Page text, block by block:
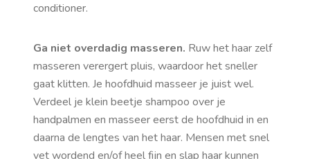
conditioner.
Ga niet overdadig masseren. Ruw het haar zelf
masseren verergert pluis, waardoor het sneller
gaat klitten. Je hoofdhuid masseer je juist wel.
Verdeel je klein beetje shampoo over je
handpalmen en masseer eerst de hoofdhuid in en
daarna de lengtes van het haar. Mensen met snel
vet wordend en/of heel fijn en slap haar kunnen